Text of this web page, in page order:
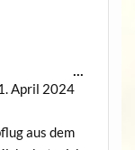
April 2024
aus dem
...